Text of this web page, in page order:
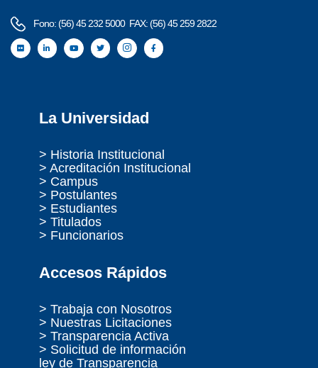
Fono: (56) 45 232 5000 FAX: (56) 45 259 2822
La Universidad
> Historia Institucional
> Acreditación Institucional
> Campus
> Postulantes
> Estudiantes
> Titulados
> Funcionarios
Accesos Rápidos
> Trabaja con Nosotros
> Nuestras Licitaciones
> Transparencia Activa
> Solicitud de información
ley de Transparencia